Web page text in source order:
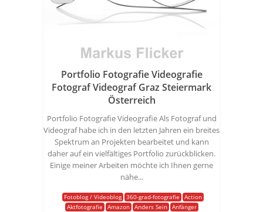
Portfolio Fotografie Videografie
Fotograf Videograf Graz Steiermark
Österreich
Portfolio Fotografie Videografie Als Fotograf und
Videograf habe ich in den letzten Jahren ein breites
Spektrum an Projekten bearbeitet und kann
daher auf ein vielfältiges Portfolio zurückblicken.
Einige meiner Arbeiten möchte ich Ihnen gerne
nähe...
Fotoblog / Videoblog 360-grad-fotografie
Action
Aktfotografie
Amazon Anders Sein
Anfänger